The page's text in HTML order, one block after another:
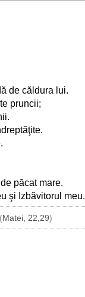
de căldura lui.
pruncii;
păcat mare.
şi Izbăvitorul meu.
Matei, 22,29)